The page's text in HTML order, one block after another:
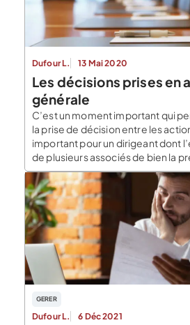
Dufour L. 13 Mai 2020
Les décisions prises en
générale
C’est un moment important qui
la prise de décision entre les
important pour un dirigeant dont
de plusieurs associés de bien la
Dirigeant vous propose de revenir
point. Qu’est-ce qu’une
ordinaire ? L’assemblée générale
distingue de […]
GERER
Dufour L. 6 Déc 2021